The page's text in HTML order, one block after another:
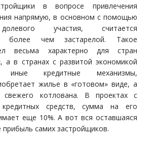
в вопросе привлечения
напрямую, в основном с помощью
участия, считается
более чем застарелой. Такое
весьма характерно для стран
а в странах с развитой экономикой
иные кредитные механизмы,
жилье в «готовом» виде, а
котлована. В проектах с
кредитных средств, сумма на его
еще 10%. А вот вся оставшаяся
прибыль самих застройщиков.